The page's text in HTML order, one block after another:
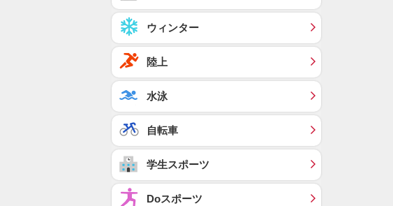
ウィンター
陸上
水泳
自転車
学生スポーツ
Doスポーツ